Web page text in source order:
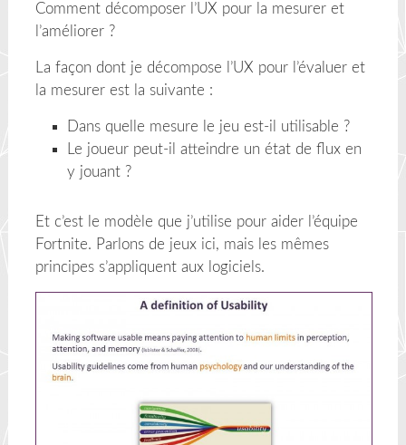
Comment décomposer l’UX pour la mesurer et
l’améliorer ?
La façon dont je décompose l’UX pour l’évaluer et
la mesurer est la suivante :
Dans quelle mesure le jeu est-il utilisable ?
Le joueur peut-il atteindre un état de flux en
y jouant ?
Et c’est le modèle que j’utilise pour aider l’équipe
Fortnite. Parlons de jeux ici, mais les mêmes
principes s’appliquent aux logiciels.